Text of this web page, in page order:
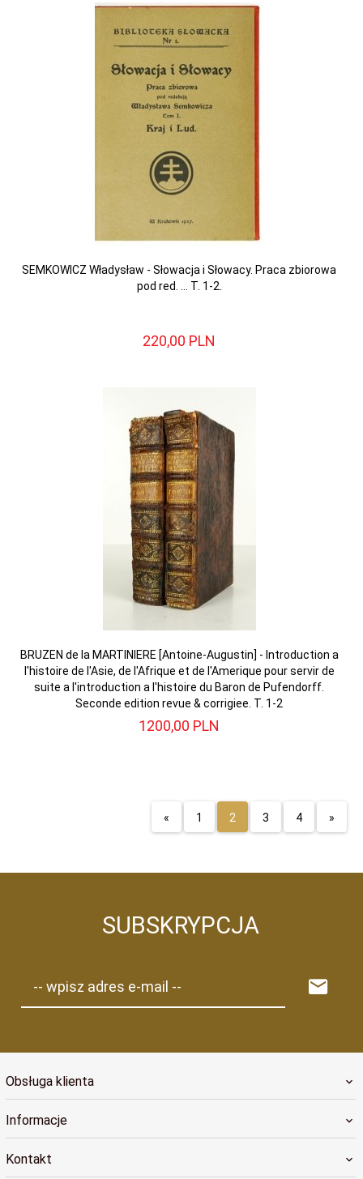
SEMKOWICZ Władysław - Słowacja i Słowacy. Praca zbiorowa
pod red. ... T. 1-2.
220,00 PLN
BRUZEN de la MARTINIERE [Antoine-Augustin] - Introduction a
l'histoire de l'Asie, de l'Afrique et de l'Amerique pour servir de
suite a l'introduction a l'histoire du Baron de Pufendorff.
Seconde edition revue & corrigiee. T. 1-2
1200,00 PLN
« 1 2 3 4 »
SUBSKRYPCJA
-- wpisz adres e-mail --
Obsługa klienta
Informacje
Kontakt